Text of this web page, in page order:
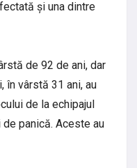
și una dintre
de 92 de ani, dar
în vârstă 31 ani, au
de la echipajul
panică. Aceste au